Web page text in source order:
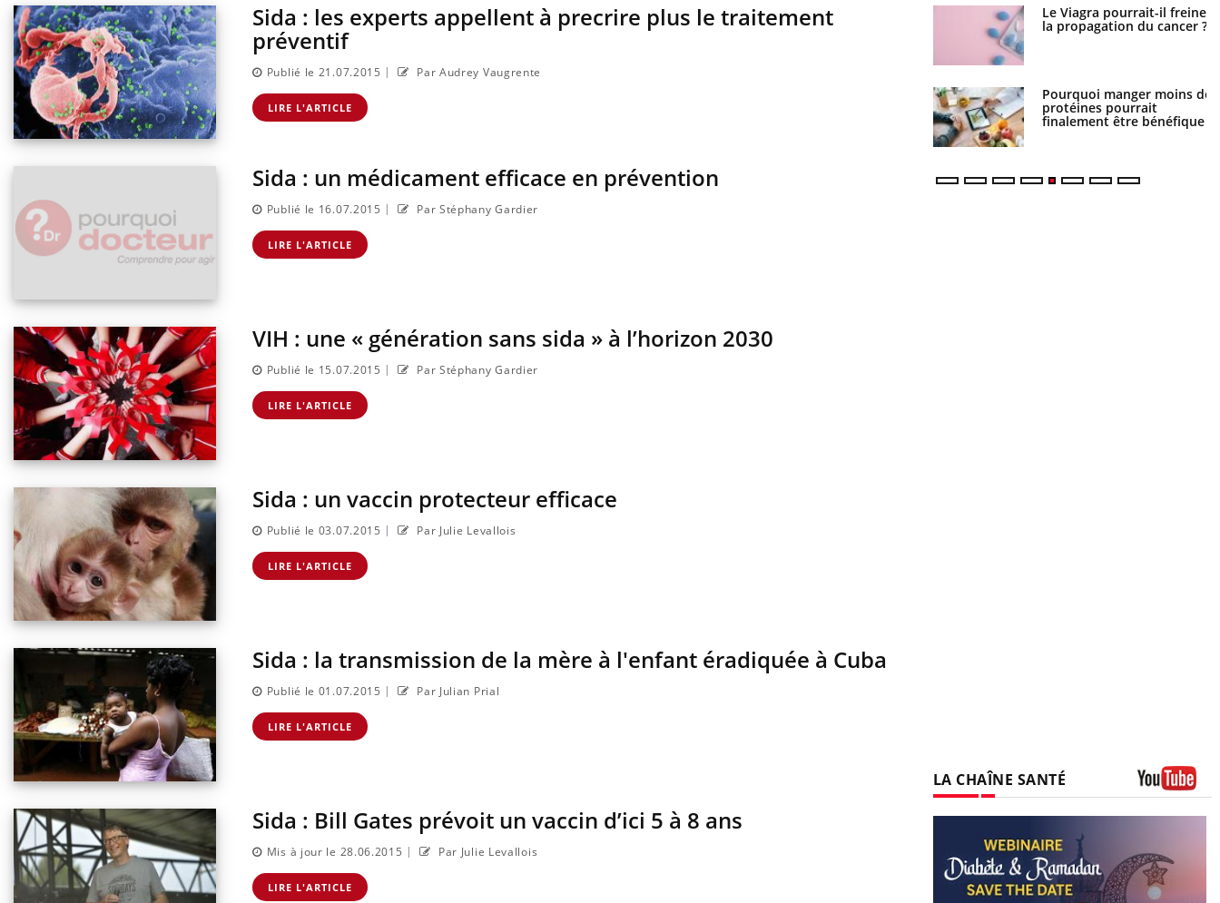
Sida : les experts appellent à precrire plus le traitement
préventif
Publié le 21.07.2015 | Par Audrey Vaugrente
LIRE L'ARTICLE
Sida : un médicament efficace en prévention
Publié le 16.07.2015 | Par Stéphany Gardier
LIRE L'ARTICLE
VIH : une « génération sans sida » à l’horizon 2030
Publié le 15.07.2015 | Par Stéphany Gardier
LIRE L'ARTICLE
Sida : un vaccin protecteur efficace
Publié le 03.07.2015 | Par Julie Levallois
LIRE L'ARTICLE
Sida : la transmission de la mère à l'enfant éradiquée à Cuba
Publié le 01.07.2015 | Par Julian Prial
LIRE L'ARTICLE
Sida : Bill Gates prévoit un vaccin d’ici 5 à 8 ans
Mis à jour le 28.06.2015 | Par Julie Levallois
LIRE L'ARTICLE
:
en plus
: une
aurait
au Pays
Les médicaments GLP-1
protègent-ils aussi les os ?
Cytomégalovirus : ce qui
change dans la prise en
charge des femmes
enceintes
VIH : la fin du comprimé
tous les jours se profile-t-
Le Viagra pourrait-il freiner
la propagation du cancer ?
Le smartphone nuit-il à
l'apprentissage de la
lecture ?
Mordue par une tique en
vacances, elle reste dans le
coma pendant 42 jours
LA CHAÎNE SANTÉ